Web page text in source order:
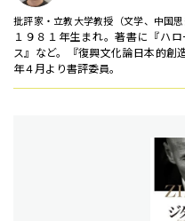
批評家・立教大学教授（文学、中国思
１９８１年生まれ。著書に『ハ
ス』など。『復興文化論――日本的
年４月より書評委員。